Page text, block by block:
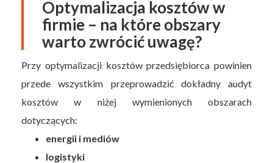
Optymalizacja kosztów w
firmie – na które obszary
warto zwrócić uwagę?
Przy optymalizacji kosztów przedsiębiorca powinien
przede wszystkim przeprowadzić dokładny audyt
kosztów w niżej wymienionych obszarach
dotyczących:
energii i mediów
logistyki